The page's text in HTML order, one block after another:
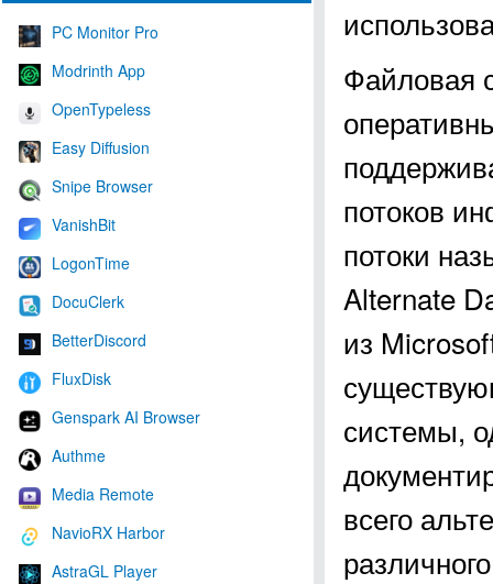
PC Monitor Pro
Modrinth App
OpenTypeless
Easy Diffusion
Snipe Browser
VanishBit
LogonTime
DocuClerk
BetterDiscord
FluxDisk
Genspark AI Browser
Authme
Media Remote
NavioRX Harbor
AstraGL Player
Файловая
потоков
потоки
Alternate
из
системы,
всего